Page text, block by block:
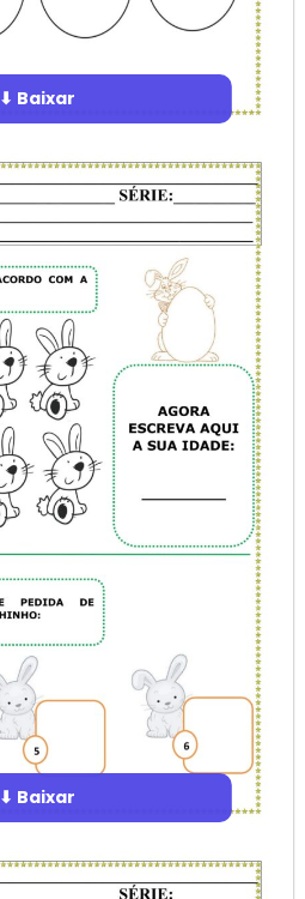
⬇ Baixar
⬇ Baixar